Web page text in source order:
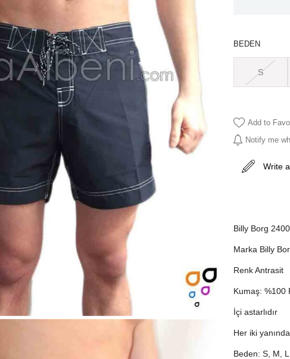
BEDEN
S
Add to
Notify me
Write
Billy Borg
Marka Billy
Renk Antrasit
Kumaş: %100
İçi astarlıdır
Her iki
Beden: S, M,